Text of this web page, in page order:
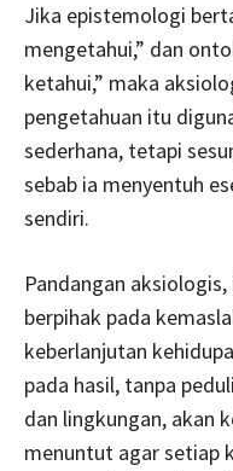
Jika epistemologi
mengetahui,” dan
ketahui,” maka
pengetahuan itu
sederhana, tetapi
sebab ia menyentuh
sendiri.
Pandangan
berpihak pada
keberlanjutan
pada hasil, tanpa
dan lingkungan, akan
menuntut agar setiap